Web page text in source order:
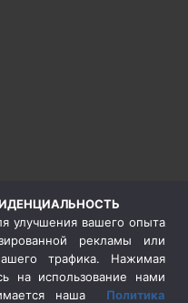
улучшения вашего опыта
рекламы или
трафика. Нажимая
на использование нами
наша Политика